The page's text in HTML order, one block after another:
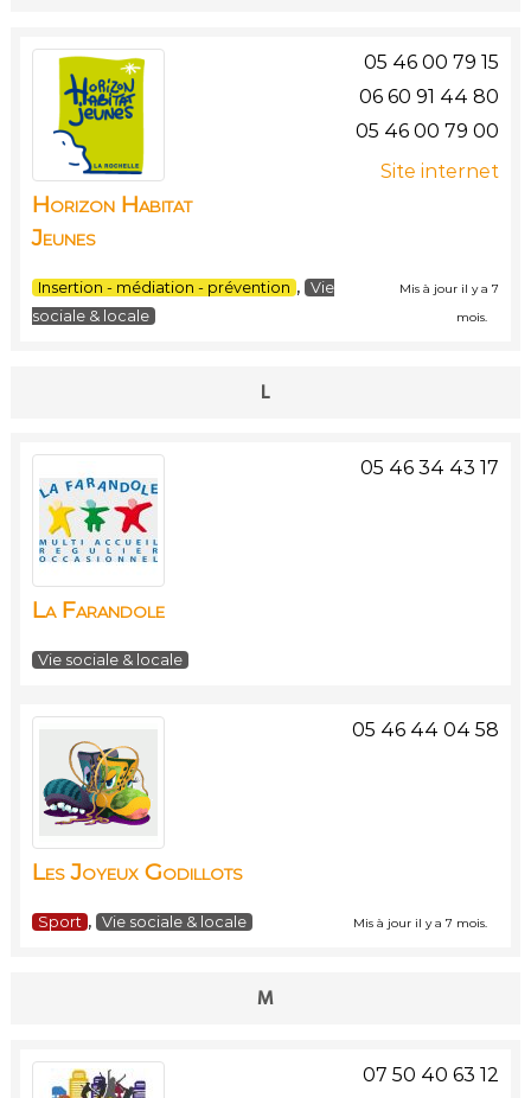
Horizon Habitat
Jeunes
05 46 00 79 15
06 60 91 44 80
05 46 00 79 00
Site internet
Insertion - médiation - prévention , Vie
sociale & locale
Mis à jour il y a 7
mois.
L
La Farandole
05 46 34 43 17
Vie sociale & locale
Les Joyeux Godillots
05 46 44 04 58
Sport , Vie sociale & locale Mis à jour il y a 7 mois.
M
07 50 40 63 12